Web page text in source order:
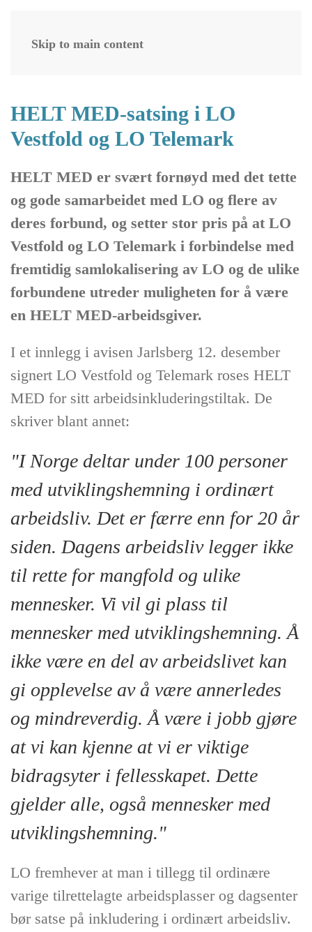
Skip to main content
HELT MED-satsing i LO
Vestfold og LO Telemark
HELT MED er svært fornøyd med det tette
og gode samarbeidet med LO og flere av
deres forbund, og setter stor pris på at LO
Vestfold og LO Telemark i forbindelse med
fremtidig samlokalisering av LO og de ulike
forbundene utreder muligheten for å være
en HELT MED-arbeidsgiver.
I et innlegg i avisen Jarlsberg 12. desember
signert LO Vestfold og Telemark roses HELT
MED for sitt arbeidsinkluderingstiltak. De
skriver blant annet:
"I Norge deltar under 100 personer
med utviklingshemning i ordinært
arbeidsliv. Det er færre enn for 20 år
siden. Dagens arbeidsliv legger ikke
til rette for mangfold og ulike
mennesker. Vi vil gi plass til
mennesker med utviklingshemning. Å
ikke være en del av arbeidslivet kan
gi opplevelse av å være annerledes
og mindreverdig. Å være i jobb gjøre
at vi kan kjenne at vi er viktige
bidragsyter i fellesskapet. Dette
gjelder alle, også mennesker med
utviklingshemning."
LO fremhever at man i tillegg til ordinære
varige tilrettelagte arbeidsplasser og dagsenter
bør satse på inkludering i ordinært arbeidsliv.